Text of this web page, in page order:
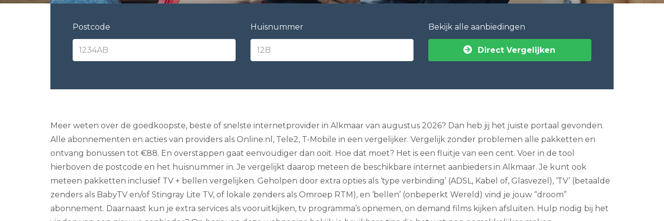
v
e
n
n
t
e
n
B
l
l
n
Postcode Huisnummer Bekijk alle aanbiedingen
Direct Vergelijken
Meer weten over de goedkoopste, beste of snelste internetprovider in Alkmaar van augustus 2026? Dan heb jij het juiste portaal gevonden.
Alle abonnementen en acties van providers als Online.nl, Tele2, T-Mobile in een vergelijker. Vergelijk zonder problemen alle pakketten en
ontvang bonussen tot €88. En overstappen gaat eenvoudiger dan ooit. Hoe dat moet? Het is een fluitje van een cent. Voer in de tool
hierboven de postcode en het huisnummer in. Je vergelijkt daarop meteen de beschikbare internet aanbieders in Alkmaar. Je kunt ook
meteen pakketten inclusief TV + bellen vergelijken. Geholpen door extra opties als ‘type verbinding’ (ADSL, Kabel of, Glasvezel), ‘TV’ (betaalde
zenders als BabyTV en/of Stingray Lite TV, of lokale zenders als Omroep RTM), en ‘bellen’ (onbeperkt Wereld) vind je jouw “droom”
abonnement. Daarnaast kun je extra services als vooruitkijken, tv programma’s opnemen, on demand films kijken afsluiten. Hulp nodig bij het